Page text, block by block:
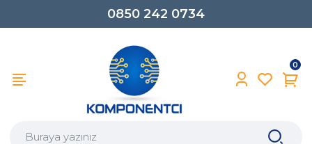
0850 242 0734
0